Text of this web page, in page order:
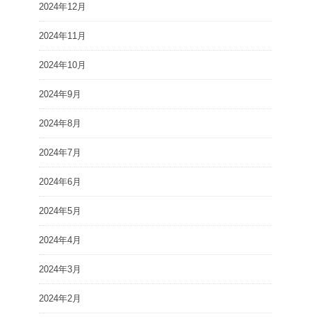
2024年12月
2024年11月
2024年10月
2024年9月
2024年8月
2024年7月
2024年6月
2024年5月
2024年4月
2024年3月
2024年2月